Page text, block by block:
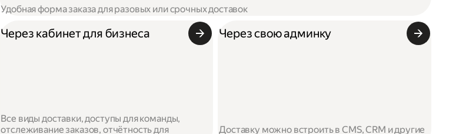
Удобная форма заказа для разовых или срочных доставок
Через кабинет для бизнеса
Все виды доставки, доступы для команды,
отслеживание заказов, отчётность для
Через свою админку
Доставку можно встроить в CMS, CRM и другие